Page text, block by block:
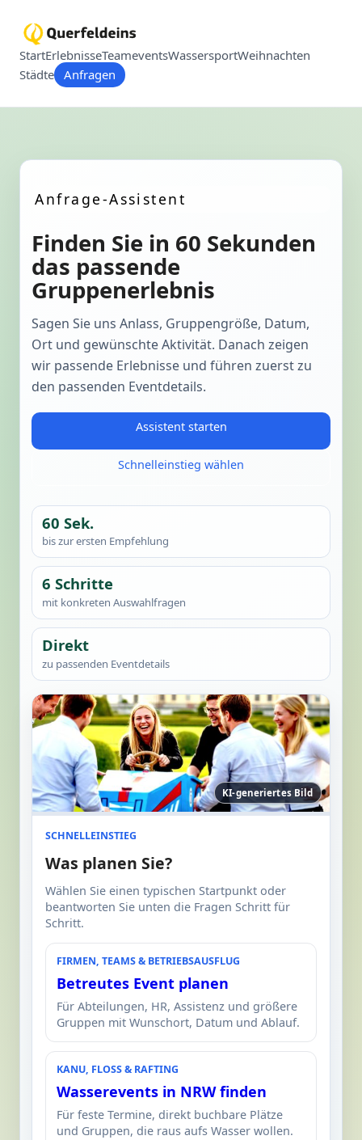
StartErlebnisseTeameventsWassersportWeihnachten
Städte Anfragen
Anfrage-Assistent
Finden Sie in 60 Sekunden
das passende
Gruppenerlebnis
Sagen Sie uns Anlass, Gruppengröße, Datum,
Ort und gewünschte Aktivität. Danach zeigen
wir passende Erlebnisse und führen zuerst zu
den passenden Eventdetails.
Assistent starten
Schnelleinstieg wählen
60 Sek.
bis zur ersten Empfehlung
6 Schritte
mit konkreten Auswahlfragen
Direkt
zu passenden Eventdetails
KI-generiertes Bild
SCHNELLEINSTIEG
Was planen Sie?
Wählen Sie einen typischen Startpunkt oder
beantworten Sie unten die Fragen Schritt für
Schritt.
FIRMEN, TEAMS & BETRIEBSAUSFLUG
Betreutes Event planen
Für Abteilungen, HR, Assistenz und größere
Gruppen mit Wunschort, Datum und Ablauf.
KANU, FLOSS & RAFTING
Wasserevents in NRW finden
Für feste Termine, direkt buchbare Plätze
und Gruppen, die raus aufs Wasser wollen.